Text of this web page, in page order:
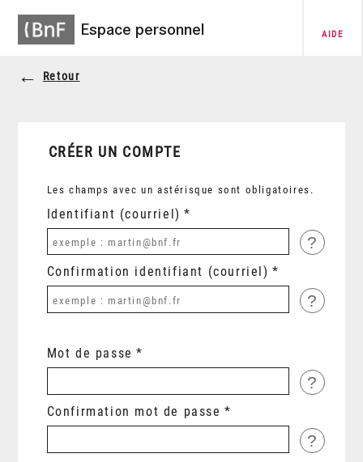
Espace personnel AIDE
Retour
CRÉER UN COMPTE
Les champs avec un astérisque sont obligatoires.
Identifiant (courriel)
?
Confirmation identifiant (courriel)
?
Mot de passe
?
Confirmation mot de passe
?